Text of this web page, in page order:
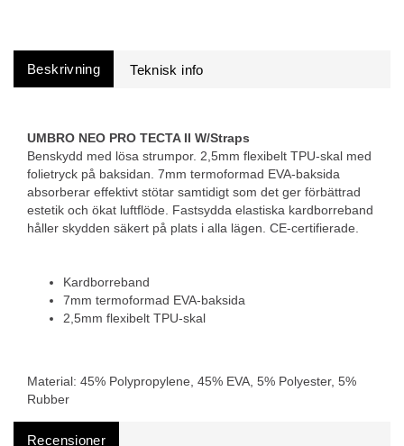
Beskrivning
UMBRO NEO PRO TECTA II W/Straps
Benskydd med lösa strumpor. 2,5mm flexibelt TPU-skal med
folietryck på baksidan. 7mm termoformad EVA-baksida
absorberar effektivt stötar samtidigt som det ger förbättrad
estetik och ökat luftflöde. Fastsydda elastiska kardborreband
håller skydden säkert på plats i alla lägen. CE-certifierade.
Kardborreband
7mm termoformad EVA-baksida
2,5mm flexibelt TPU-skal
Material: 45% Polypropylene, 45% EVA, 5% Polyester, 5%
Rubber
Recensioner